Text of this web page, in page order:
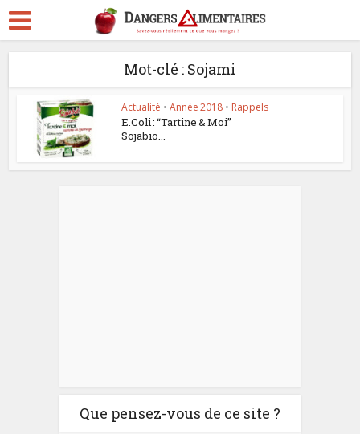
Mot-clé : Sojami
Actualité • Année 2018 • Rappels
E.Coli : “Tartine & Moi”
Sojabio...
Que pensez-vous de ce site ?